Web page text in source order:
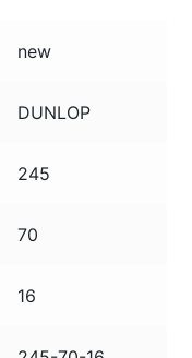
new
DUNLOP
245
70
16